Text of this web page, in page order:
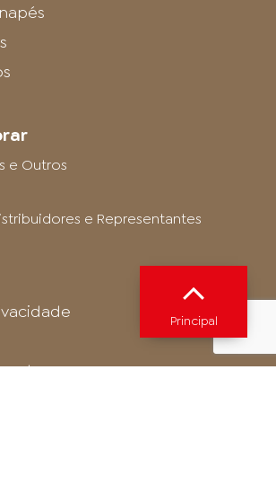
e Outros
e Representantes
Principal